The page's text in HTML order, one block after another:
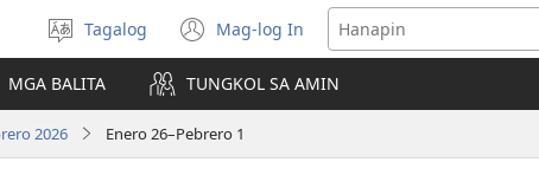
Pumili
ng
wika
Tagalog Mag-log In
(may
bubukas
na
bagong
window)
MGA BALITA TUNGKOL SA AMIN
2026 Enero 26–Pebrero 1